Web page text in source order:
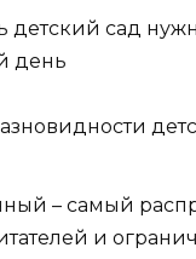
сад
день
– самый
и